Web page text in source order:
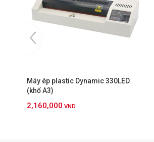
Máy ép plastic Dynamic 330LED
(khổ A3)
2,160,000 VND